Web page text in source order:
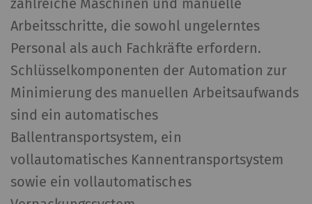
zahlreiche Maschinen und manuelle
Arbeitsschritte, die sowohl ungelerntes
Personal als auch Fachkräfte erfordern.
Schlüsselkomponenten der Automation zur
Minimierung des manuellen Arbeitsaufwands
sind ein automatisches
Ballentransportsystem, ein
vollautomatisches Kannentransportsystem
sowie ein vollautomatisches